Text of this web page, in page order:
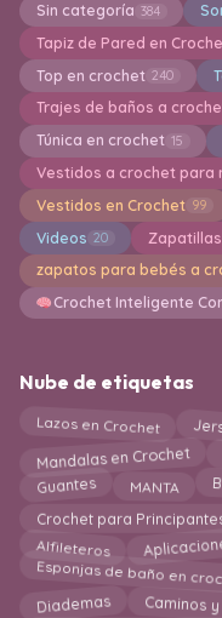
Sin categoría 384
Tapiz de Pared en
Top en crochet 240
Trajes de baños a
Túnica en crochet 15
Vestidos a crochet para
Vestidos en Crochet 99
Videos 20
zapatos para bebés a
Crochet Inteligente
Nube de etiquetas
Lazos en Crochet
Mandalas en Crochet
Guantes MANTA
Crochet para
Alfileteros
Esponjas de baño en
Diademas Caminos